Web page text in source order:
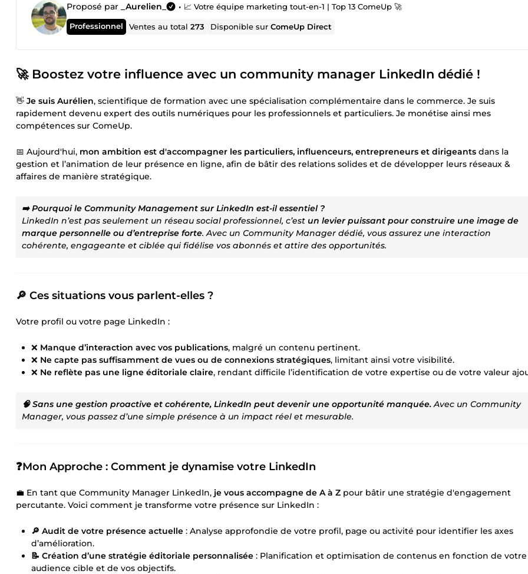
Proposé par _Aurelien_ • 📈 Votre équipe marketing tout-en-1 | Top 13 ComeUp 🚀
Professionnel Ventes au total273 Disponible surComeUp Direct
🚀 Boostez votre influence avec un community manager LinkedIn dédié !
👋 Je suis Aurélien, scientifique de formation avec une spécialisation complémentaire dans le commerce. Je suis
rapidement devenu expert des outils numériques pour les professionnels et particuliers. Je monétise ainsi mes
compétences sur ComeUp.
📅 Aujourd'hui, mon ambition est d'accompagner les particuliers, influenceurs, entrepreneurs et dirigeants dans la
gestion et l’animation de leur présence en ligne, afin de bâtir des relations solides et de développer leurs réseaux &
affaires de manière stratégique.
➡️ Pourquoi le Community Management sur LinkedIn est-il essentiel ?
LinkedIn n’est pas seulement un réseau social professionnel, c’est un levier puissant pour construire une image de
marque personnelle ou d’entreprise forte. Avec un Community Manager dédié, vous assurez une interaction
cohérente, engageante et ciblée qui fidélise vos abonnés et attire des opportunités.
🔎 Ces situations vous parlent-elles ?
Votre profil ou votre page LinkedIn :
❌ Manque d’interaction avec vos publications, malgré un contenu pertinent.
❌ Ne capte pas suffisamment de vues ou de connexions stratégiques, limitant ainsi votre visibilité.
❌ Ne reflète pas une ligne éditoriale claire, rendant difficile l’identification de votre expertise ou de votre valeur
🧠 Sans une gestion proactive et cohérente, LinkedIn peut devenir une opportunité manquée. Avec un Community
Manager, vous passez d’une simple présence à un impact réel et mesurable.
❓Mon Approche : Comment je dynamise votre LinkedIn
💼 En tant que Community Manager LinkedIn, je vous accompagne de A à Z pour bâtir une stratégie d'engagement
percutante. Voici comment je transforme votre présence sur LinkedIn :
🔎 Audit de votre présence actuelle : Analyse approfondie de votre profil, page ou activité pour identifier les axes
d’amélioration.
📝 Création d’une stratégie éditoriale personnalisée : Planification et optimisation de contenus en fonction de votre
audience cible et de vos objectifs.